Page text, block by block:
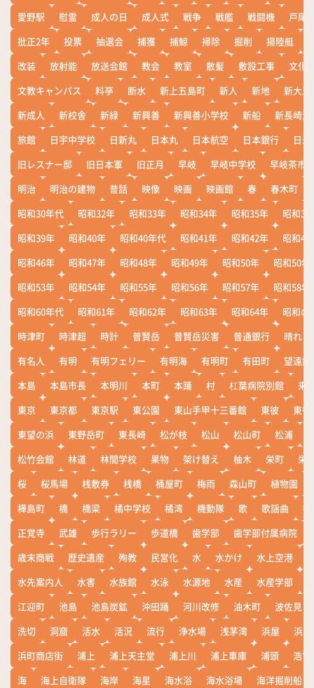
愛野駅
慰霊 成人の日 成人式 戦争 戦艦 戦闘機
戸尾
批正2年
投票 抽選会 捕獲 捕鯨 掃除 掘削 揚陸艇
改装
放射能 放送会館 教会 教室 散髪 敷設工事
文化
文教キャンパス
料亭 断水 新上五島町 新人 新地
新大工
新成人
新校舎 新緑 新興善 新興善小学校 新船
新長崎漁
旅館
日宇中学校 日新丸 日本丸 日本航空 日本銀行
日
旧レスナー邸
旧日本軍 旧正月 早岐 早岐中学校
早岐茶市
明治
明治の建物 昔話 映像 映画 映画館 春 春木町
昭和30年代
昭和32年 昭和33年 昭和34年 昭和35年
昭和36
昭和39年
昭和40年 昭和40年代 昭和41年 昭和42年
昭和43
昭和46年
昭和47年 昭和48年 昭和49年 昭和50年
昭和50年
昭和53年
昭和54年 昭和55年 昭和56年 昭和57年
昭和58年
昭和60年代
昭和61年 昭和62年 昭和63年 昭和64年
昭和の
時津町
時津超 時計 普賢岳 普賢岳災害 普通銀行
晴れ
有名人
有明 有明フェリー 有明海 有明町 有田町
望遠鏡
本島
本島市長 本明川 本町 本踊 村 杠葉病院別館
来
東京
東京都 東京駅 東公園 東山手甲十三番館 東彼
東彼
東望の浜
東野岳町 東長崎 松が枝 松山 松山町 松浦
松竹会館
林道 林間学校 果物 架け替え 柚木 栄町
栄
桜
桜馬場 桟敷券 桟橋 桶屋町 梅雨 森山町 植物園
樺島町
橋 橋梁 橘中学校 橘湾 機動隊 歌 歌謡曲
正覚寺
武雄 歩行ラリー 歩道橋 歯学部 歯学部付属病院
歳末商戦
歴史遺産 殉教 民営化 水 水かけ 水上空港
水先案内人
水害 水族館 水泳 水源地 水産 水産学部
江迎町
池島 池島炭鉱 沖田踊 河川改修 油木町
波佐見
洗切
洞窟 活水 活況 流行 浄水場 浅茅湾 浜屋
浜
浜町商店街
浦上 浦上天主堂 浦上川 浦上車庫 浦頭
浩宮
海
海上自衛隊 海岸 海星 海水浴 海水浴場
海洋掘削船